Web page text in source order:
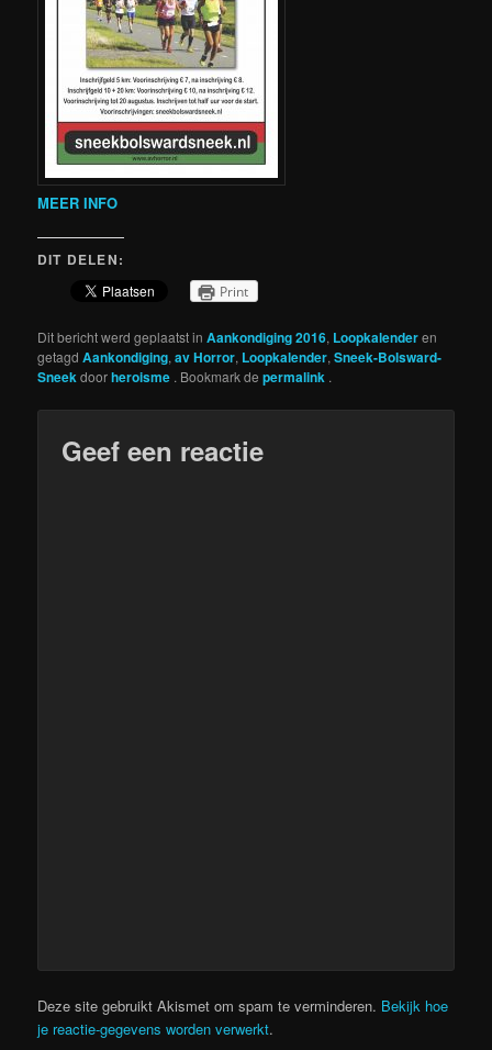
MEER INFO
DIT DELEN:
Print
Dit bericht werd geplaatst inAankondiging 2016, Loopkalenderen
getagdAankondiging,av Horror, Loopkalender,Sneek-Bolsward-
Sneekdoorheroisme . Bookmark depermalink .
Geef een reactie
Deze site gebruikt Akismet om spam te verminderen. Bekijk hoe
je reactie-gegevens worden verwerkt.